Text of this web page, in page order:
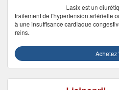
Lasix est un
traitement de l'hypertension artérielle
à une insuffisance cardiaque
reins.
Achetez